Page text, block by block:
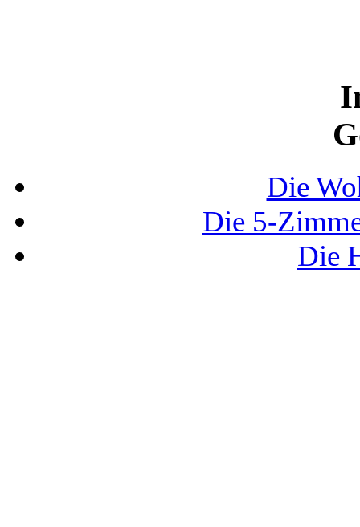
Die
Die 5-
Die